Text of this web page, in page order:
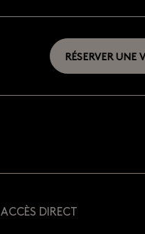
RÉSERVER UNE
ACCÈS DIRECT